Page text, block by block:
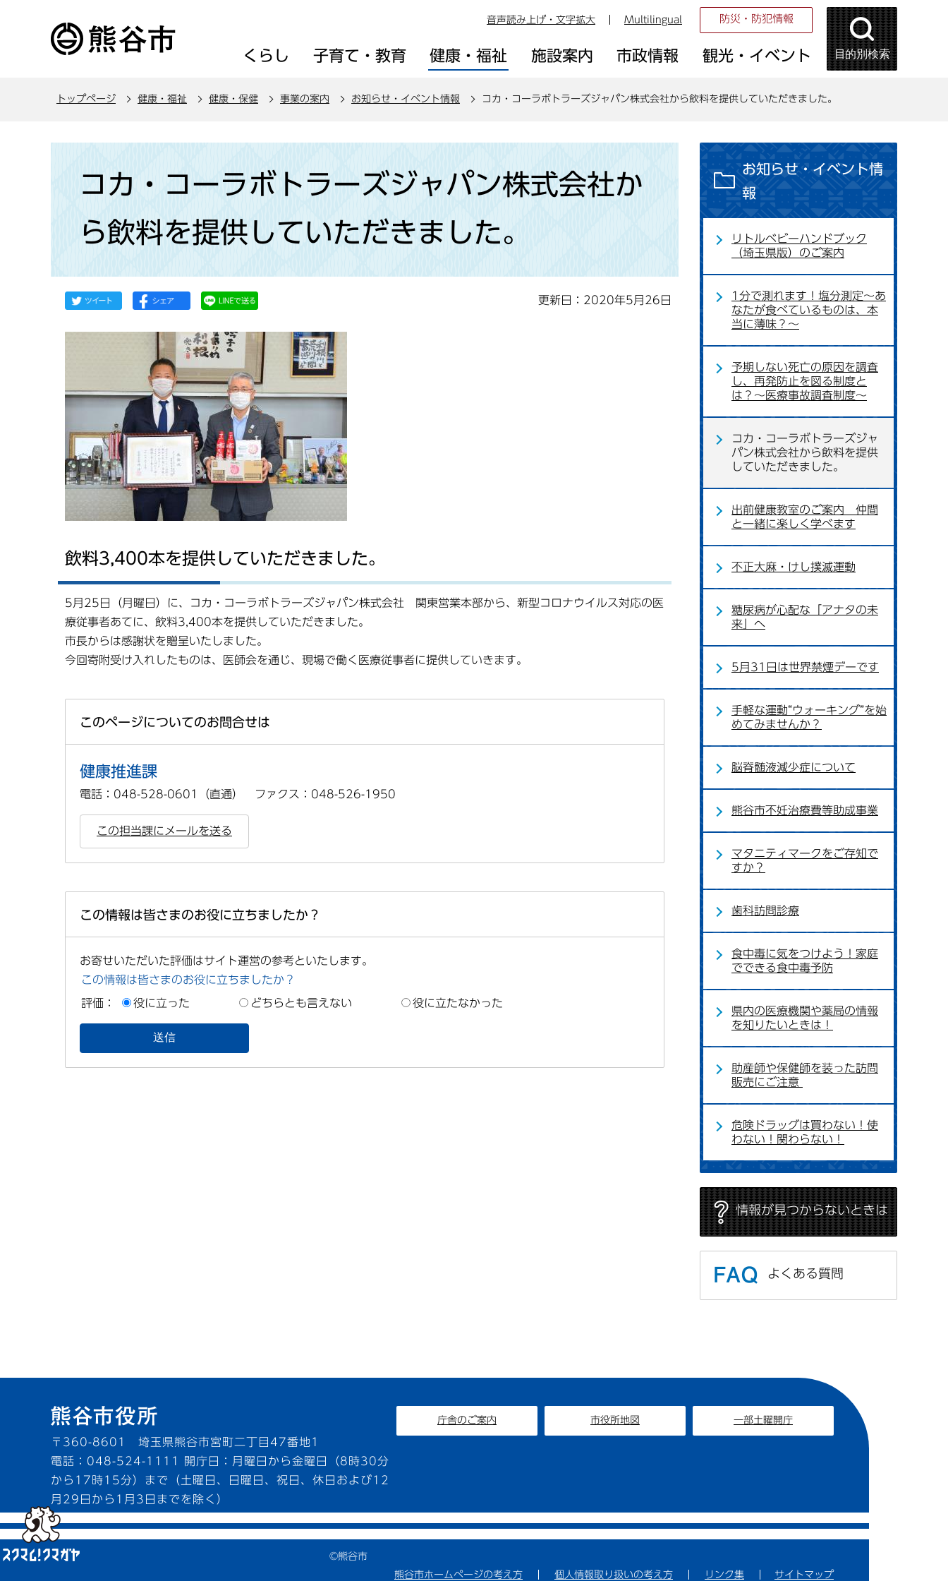
音声読み上げ・文字拡大 Multilingual 防災・防犯情報
くらし 子育て・教育 健康・福祉 施設案内 市政情報 観光・イベント 目的別検索
トップページ 健康・福祉 健康・保健 事業の案内 お知らせ・イベント情報 コカ・コーラボトラーズジャパン株式会社から飲料を提供していただきました。
コカ・コーラボトラーズジャパン株式会社か
ら飲料を提供していただきました。
更新日：2020年5月26日
飲料3,400本を提供していただきました。
5月25日（月曜日）に、コカ・コーラボトラーズジャパン株式会社 関東営業本部から、新型コロナウイルス対応の医
療従事者あてに、飲料3,400本を提供していただきました。
市長からは感謝状を贈呈いたしました。
今回寄附受け入れしたものは、医師会を通じ、現場で働く医療従事者に提供していきます。
このページについてのお問合せは
健康推進課
電話：048-528-0601（直通） ファクス：048-526-1950
この担当課にメールを送る
この情報は皆さまのお役に立ちましたか？
お寄せいただいた評価はサイト運営の参考といたします。
この情報は皆さまのお役に立ちましたか？
評価： 役に立った どちらとも言えない 役に立たなかった
お知らせ・イベント情
報
リトルベビーハンドブック
（埼玉県版）のご案内
1分で測れます！塩分測定～あ
なたが食べているものは、本
当に薄味？～
予期しない死亡の原因を調査
し、再発防止を図る制度と
は？～医療事故調査制度～
コカ・コーラボトラーズジャ
パン株式会社から飲料を提供
していただきました。
出前健康教室のご案内 仲間
と一緒に楽しく学べます
不正大麻・けし撲滅運動
糖尿病が心配な「アナタの未
来」へ
5月31日は世界禁煙デーです
手軽な運動“ウォーキング”を始
めてみませんか？
脳脊髄液減少症について
熊谷市不妊治療費等助成事業
マタニティマークをご存知で
すか？
歯科訪問診療
食中毒に気をつけよう！家庭
でできる食中毒予防
県内の医療機関や薬局の情報
を知りたいときは！
助産師や保健師を装った訪問
販売にご注意
危険ドラッグは買わない！使
わない！関わらない！
情報が見つからないときは
よくある質問
熊谷市ホームページの考え方 個人情報取り扱いの考え方 リンク集 サイトマップ
〒360-8601 埼玉県熊谷市宮町二丁目47番地1
電話：048-524-1111
開庁日：月曜日から金曜日（8時30分
から17時15分）まで（土曜日、日曜日、祝日、休日および12
月29日から1月3日までを除く）
庁舎のご案内 市役所地図 一部土曜開庁
©熊谷市